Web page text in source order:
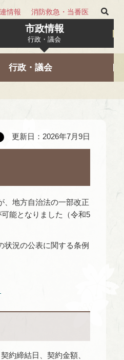
情報 消防救急・当番医
市政情報
行政・議会
行政・議会
更新日：2026年7月9日
、地方自治法の一部改正
能となりました（令和5
状況の公表に関する条例
約締結日、契約金額、